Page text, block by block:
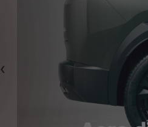
Eelmine